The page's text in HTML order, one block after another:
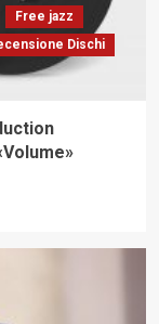
Free jazz
Dischi